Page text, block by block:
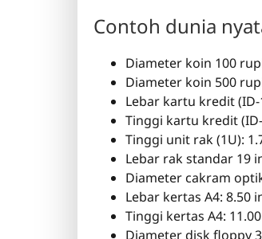
Contoh dunia
Diameter koin 100
Diameter koin 500
Lebar kartu kredit (ID-
Tinggi kartu kredit
Tinggi unit rak (1U):
Lebar rak standar 19
Diameter cakram
Lebar kertas A4: 8.50
Tinggi kertas A4:
Diameter disk floppy